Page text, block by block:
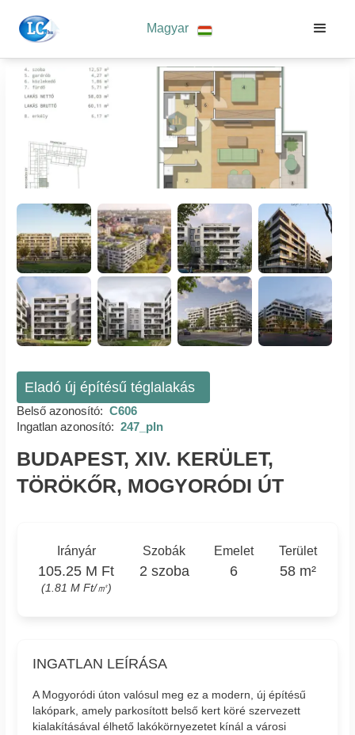
Magyar
Eladó új építésű téglalakás
Belső azonosító: C606
Ingatlan azonosító: 247_pln
BUDAPEST, XIV. KERÜLET,
TÖRÖKŐR, MOGYORÓDI ÚT
Irányár
105.25 M Ft
(1.81 M Ft/㎡)
Szobák
2 szoba
Emelet
6
Terület
58 m²
INGATLAN LEÍRÁSA
A Mogyoródi úton valósul meg ez a modern, új építésű
lakópark, amely parkosított belső kert köré szervezett
kialakításával élhető lakókörnyezetet kínál a városi